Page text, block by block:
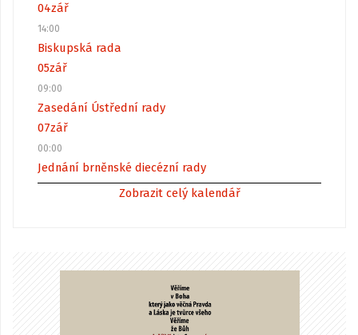
04zář
14:00
Biskupská rada
05zář
09:00
Zasedání Ústřední rady
07zář
00:00
Jednání brněnské diecézní rady
Zobrazit celý kalendář